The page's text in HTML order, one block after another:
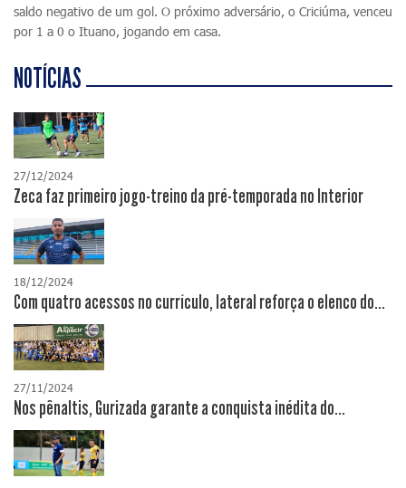
saldo negativo de um gol. O próximo adversário, o Criciúma, venceu
por 1 a 0 o Ituano, jogando em casa.
NOTÍCIAS
27/12/2024
Zeca faz primeiro jogo-treino da pré-temporada no Interior
18/12/2024
Com quatro acessos no currículo, lateral reforça o elenco do...
27/11/2024
Nos pênaltis, Gurizada garante a conquista inédita do...